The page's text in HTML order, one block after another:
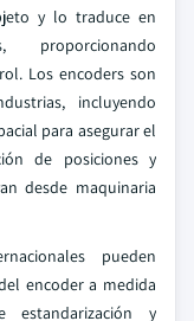
y lo traduce en
Los encoders son
incluyendo
para asegurar el
de posiciones y
desde maquinaria
pueden
encoder a medida
y